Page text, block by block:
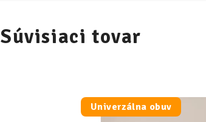
Súvisiaci tovar
Univerzálna obuv